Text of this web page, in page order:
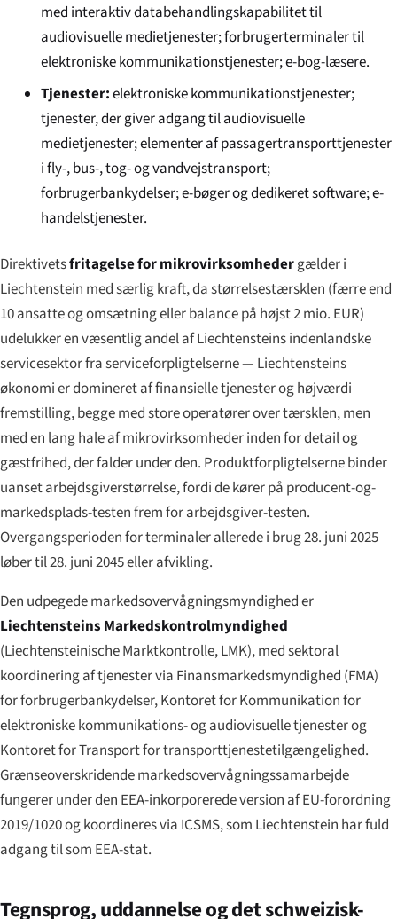
med interaktiv databehandlings­kapabilitet til
audiovisuelle medietjenester; forbrugerterminaler til
elektroniske kommunikationstjenester; e-bog-læsere.
Tjenester:elektroniske kommunikationstjenester;
tjenester, der giver adgang til audiovisuelle
medietjenester; elementer af passagertransporttjenester
i fly-, bus-, tog- og vandvejstransport;
forbrugerbankydelser; e-bøger og dedikeret software; e-
handels­tjenester.
Direktivetsfritagelse for mikrovirksomhedergælder i
Liechtenstein med særlig kraft, da størrelsestærsklen (færre end
10 ansatte og omsætning eller balance på højst 2 mio. EUR)
udelukker en væsentlig andel af Liechtensteins indenlandske
servicesektor fra serviceforpligtelserne — Liechtensteins
økonomi er domineret af finansielle tjenester og højværdi
fremstilling, begge med store operatører over tærsklen, men
med en lang hale af mikrovirksomheder inden for detail og
gæstfrihed, der falder under den. Produktforpligtelserne binder
uanset arbejdsgiver­størrelse, fordi de kører på producent-og-
markedsplads-testen frem for arbejdsgiver-testen.
Overgangsperioden for terminaler allerede i brug 28. juni 2025
løber til 28. juni 2045 eller afvikling.
Den udpegede markedsovervågningsmyndighed er
Liechtensteins Markedskontrol­myndighed
(Liechtensteinische Marktkontrolle, LMK), med sektoral
koordinering af tjenester via Finansmarkedsmyndighed (FMA)
for forbrugerbankydelser, Kontoret for Kommunikation for
elektroniske kommunikations- og audiovisuelle tjenester og
Kontoret for Transport for transport­tjeneste­tilgængelighed.
Grænseoverskridende markedsovervågnings­samarbejde
fungerer under den EEA-inkorporerede version af EU-forordning
2019/1020 og koordineres via ICSMS, som Liechtenstein har fuld
adgang til som EEA-stat.
Tegnsprog, uddannelse og det schweizisk-